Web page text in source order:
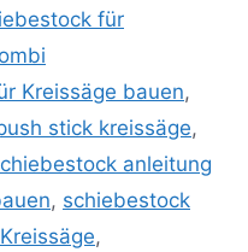
für
Kreissäge bauen,
stick kreissäge,
anleitung
, schiebestock
,